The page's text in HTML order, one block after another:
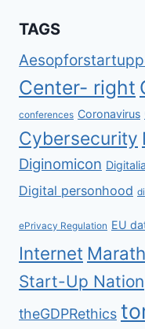
TAGS
Center- right
conferences Coronavirus
Cybersecurity
Diginomicon
Digital personhood
ePrivacy Regulation EU
Internet
Start-Up Nation
theGDPRethics